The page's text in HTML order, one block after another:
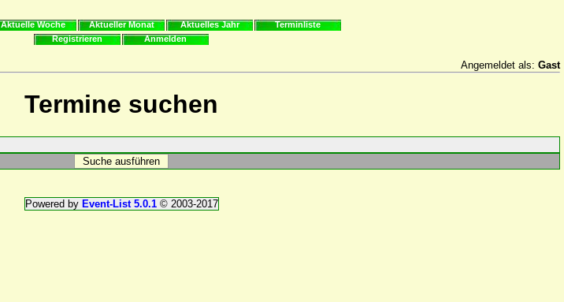
Aktuelle Woche Aktueller Monat Aktuelles Jahr
Terminliste
Registrieren
Anmelden
Angemeldet als: Gast
Termine suchen
Powered by Event-List 5.0.1© 2003-2017